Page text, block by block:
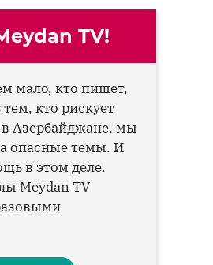
TV!
мало, кто пишет,
кто рискует
Азербайджане, мы
опасные темы. И
в этом деле.
Meydan TV